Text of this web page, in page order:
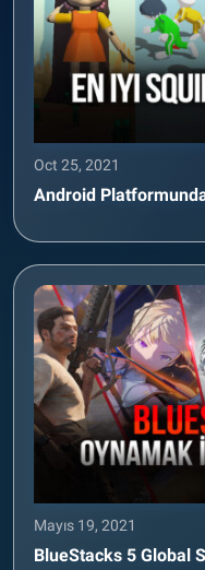
Oct 25, 2021
Android
Mayıs 19, 2021
BlueStacks 5 Global